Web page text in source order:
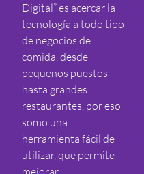
Digital” es acercar la
tecnología a todo tipo
de negocios de
comida, desde
pequeños puestos
hasta grandes
restaurantes, por eso
somo una
herramienta fácil de
utilizar, que permite